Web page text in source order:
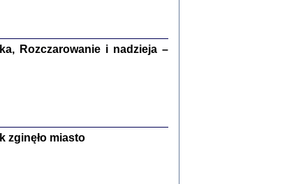
SŁOWA JEST PRACOWNIKIEM
GETTOWEJ INSTYTUCJI ...
i inne pisma z łódzkiego getta
oprac. i wstęp. Monika Polit
NIEMIECKĄ ...
Rozczarowanie i nadzieja –
zginęło miasto